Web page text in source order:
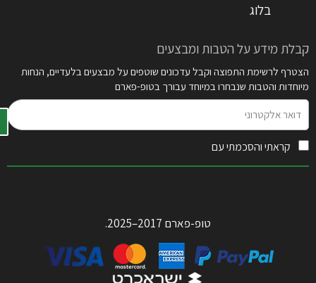
בלוג
קבלת מידע על הטבות ומבצעים
הצטרף לרשימת התפוצה וקבל עדכונים שוטפים על מבצעים בלעדיים, הנחות
מיוחדות והטבות שנבחרו במיוחד עבורך בטופ-פארם
אלקטרוני
קראתי והסכמתי עם
טופ-פארם 2017–2025.